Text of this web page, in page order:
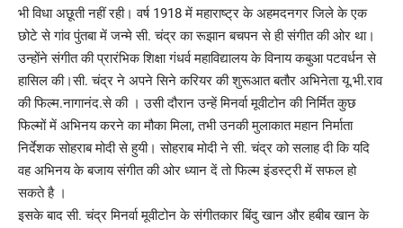
भी विधा अछूती नहीं रही। वर्ष 1918 में महाराष्ट्र के अहमदनगर जिले के एक
छोटे से गांव पुंतबा में जन्मे सी. चंद्र का रूझान बचपन से ही संगीत की ओर था।
उन्होंने संगीत की प्रारंभिक शिक्षा गंधर्व महाविद्यालय के विनाय कबुआ पटवर्धन से
हासिल की।सी. चंद्र ने अपने सिने करियर की शुरूआत बतौर अभिनेता यू.भी.राव
की फिल्म.नागानंद.से की । उसी दौरान उन्हें मिनर्वा मूवीटोन की निर्मित कुछ
फिल्मों में अभिनय करने का मौका मिला, तभी उनकी मुलाकात महान निर्माता
निर्देशक सोहराब मोदी से हुयी। सोहराब मोदी ने सी. चंद्र को सलाह दी कि यदि
वह अभिनय के बजाय संगीत की ओर ध्यान दें तो फिल्म इंडस्ट्री में सफल हो
सकते है ।
इसके बाद सी. चंद्र मिनर्वा मूवीटोन के संगीतकार बिंदु खान और हबीब खान के